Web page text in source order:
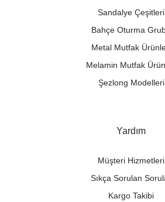
Sandalye Çeşitleri
Bahçe Oturma
Metal Mutfak
Melamin Mutfak
Şezlong Modelleri
Yardım
Müşteri Hizmetleri
Sıkça Sorulan
Kargo Takibi